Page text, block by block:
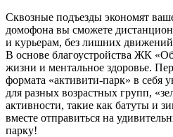
Сквозные подъезды экономят
домофона вы сможете
и курьерам, без лишних
В основе благоустройства ЖК
жизни и ментальное здоровье.
формата «активити-парк» в себя
для разных возрастных групп,
активности, такие как батуты и
вместе отправиться на
парку!